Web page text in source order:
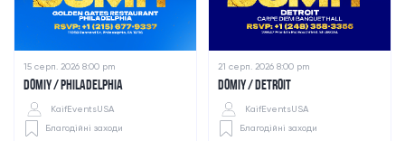
15 серп. 2026 8:00 pm
DOMIY / PHILADELPHIA
KaifEventsUSA
Благодійні заходи
21 серп. 2026 8:00 pm
DOMIY / DETROIT
KaifEventsUSA
Благодійні заходи